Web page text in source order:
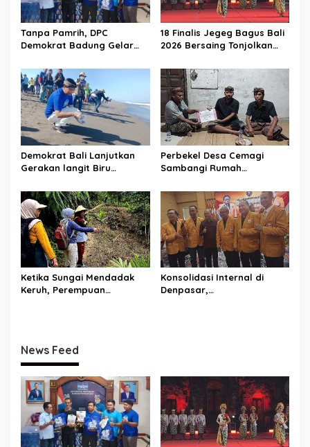
a
t
i
o
n
Tanpa Pamrih, DPC
Demokrat Badung Gelar
RI dan HUT Partai
18 Finalis Jegeg Bagus Bali
2026 Bersaing Tonjolkan
Berkelanjutan
Demokrat Bali Lanjutkan
Gerakan langit Biru
Hingga Bersih-bersih
Pantai
Perbekel Desa Cemagi
Sambangi Rumah
Petapan, Serahkan Bantua
n Simbolis
Ketika Sungai Mendadak
Keruh, Perempuan
Konsolidasi Internal di
Denpasar,
News Feed